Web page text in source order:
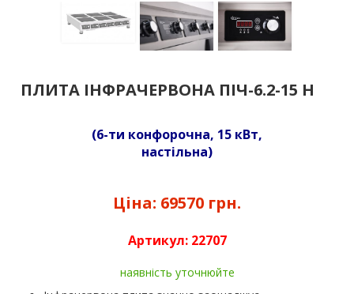
ПЛИТА ІНФРАЧЕРВОНА ПІЧ-6.2-15 Н
(6-ти конфорочна, 15 кВт,
настільна)
Ціна: 69570 грн.
Артикул: 22707
наявність уточнюйте